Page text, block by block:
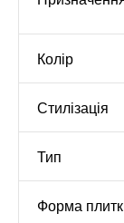
Колір
Стилізація
Тип
Форма